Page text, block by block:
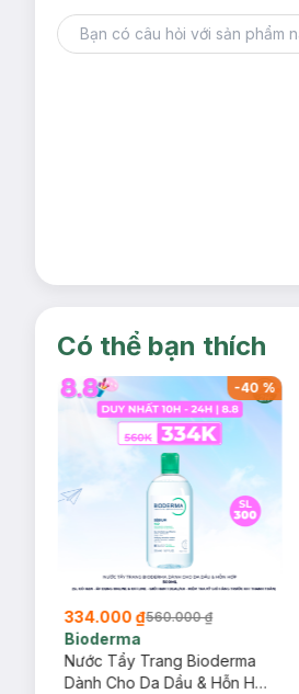
Có thể bạn thích
-40 %
334.000 ₫560.000 ₫
Bioderma
Nước Tẩy Trang Bioderma
Dành Cho Da Dầu & Hỗn Hợp